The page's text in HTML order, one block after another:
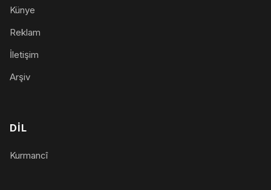
Künye
Reklam
İletişim
Arşiv
DIL
Kurmancî